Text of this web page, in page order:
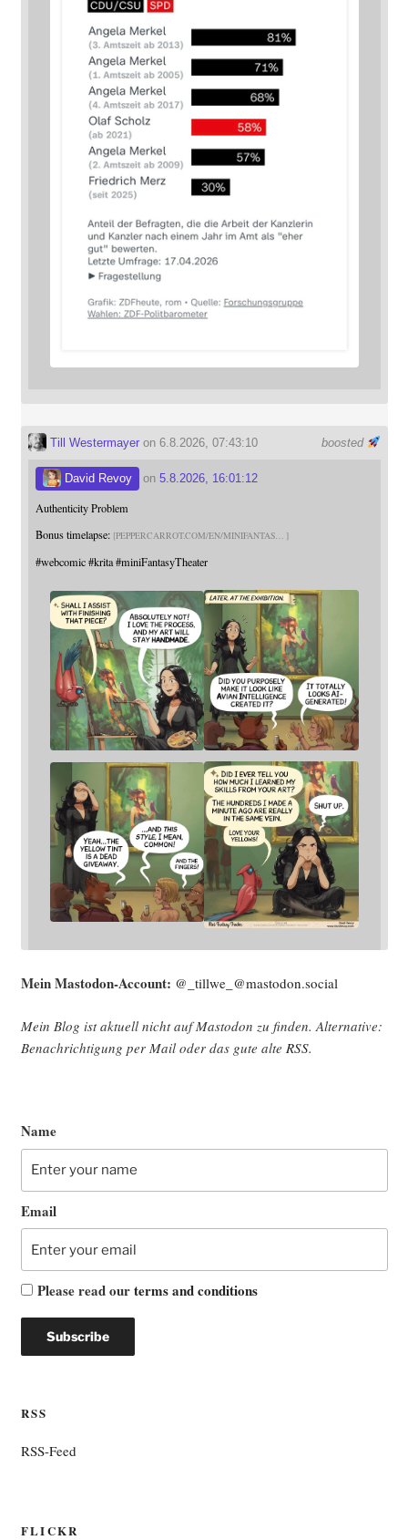
boosted
Till Westermayeron 6.8.2026, 07:43:10
David Revoy on 5.8.2026, 16:01:12
Authenticity Problem
Bonus timelapse: PEPPERCARROT.COM/EN/MINIFANTAS
#webcomic #krita #miniFantasyTheater
Mein Mast­o­don-Account: @_tillwe_@mastodon.social
Mein Blog ist aktu­ell nicht auf Mast­o­don zu fin­den. Alter­na­ti­ve:
Benach­rich­ti­gung per Mail oder das gute alte RSS.
Name
Email
Please read ourterms and conditions
RSS
RSS-Feed
FLICKR